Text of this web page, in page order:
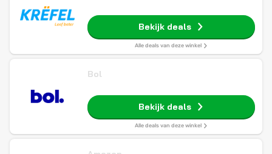
Bekijk deals
Alle deals van deze winkel
Bol
Bekijk deals
Alle deals van deze winkel